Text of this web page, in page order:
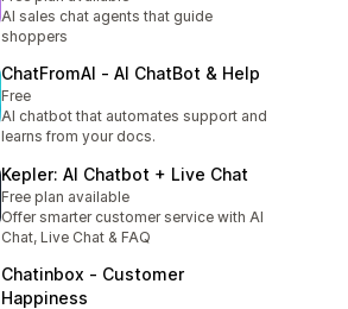
AI sales chat agents that guide
shoppers
ChatFromAI ‑ AI ChatBot & Help
Free
AI chatbot that automates support and
learns from your docs.
Kepler: AI Chatbot + Live Chat
Free plan available
Offer smarter customer service with AI
Chat, Live Chat & FAQ
Chatinbox ‑ Customer
Happiness